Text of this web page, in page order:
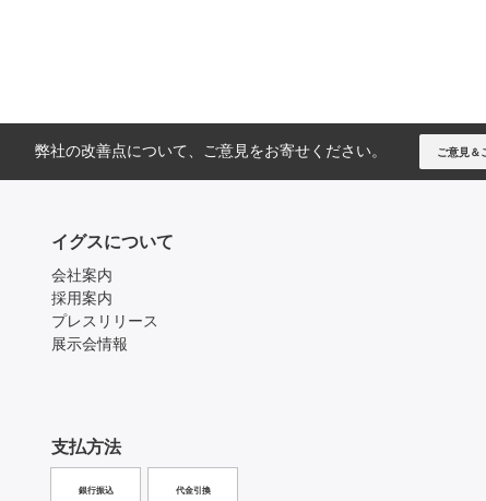
弊社の改善点について、ご意見をお寄せください。 ご意見＆
イグスについて
会社案内
採用案内
プレスリリース
展示会情報
支払方法
銀行振込 代金引換